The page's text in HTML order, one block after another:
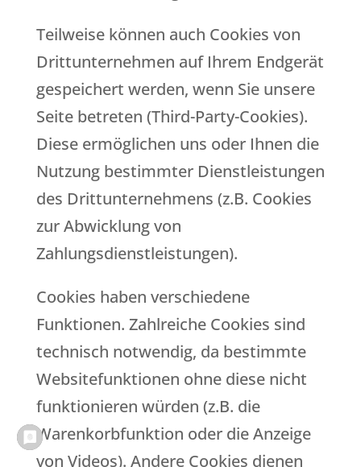
Teilweise können auch Cookies von
Drittunternehmen auf Ihrem Endgerät
gespeichert werden, wenn Sie unsere
Seite betreten (Third-Party-Cookies).
Diese ermöglichen uns oder Ihnen die
Nutzung bestimmter Dienstleistungen
des Drittunternehmens (z.B. Cookies
zur Abwicklung von
Zahlungsdienstleistungen).
Cookies haben verschiedene
Funktionen. Zahlreiche Cookies sind
technisch notwendig, da bestimmte
Websitefunktionen ohne diese nicht
funktionieren würden (z.B. die
Warenkorbfunktion oder die Anzeige
von Videos). Andere Cookies dienen